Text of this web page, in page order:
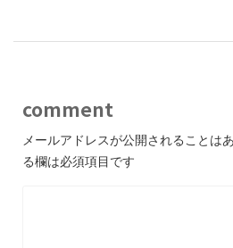
comment
メールアドレスが公開されることは
る欄は必須項目です